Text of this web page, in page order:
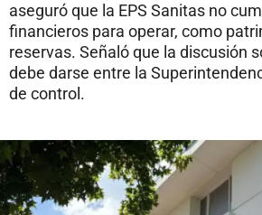
aseguró que la EPS Sanitas no
financieros para operar, como
reservas. Señaló que la discusión
debe darse entre la
de control.